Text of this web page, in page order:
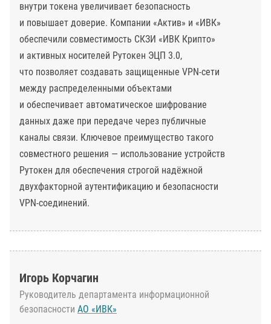
внутри токена увеличивает безопасность
и повышает доверие. Компании «Актив» и «ИВК»
обеспечили совместимость СКЗИ «ИВК Крипто»
и активных носителей Рутокен ЭЦП 3.0,
что позволяет создавать защищенные VPN-сети
между распределенными объектами
и обеспечивает автоматическое шифрование
данных даже при передаче через публичные
каналы связи. Ключевое преимущество такого
совместного решения — использование устройств
Рутокен для обеспечения строгой надёжной
двухфакторной аутентификацию и безопасности
VPN-соединений.
Игорь Корчагин
Руководитель департамента информационной
безопасности АО «ИВК»